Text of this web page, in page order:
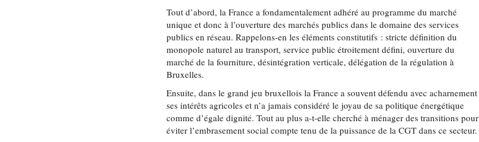
Tout d’abord, la France a fondamentalement adhéré au programme du marché
unique et donc à l’ouverture des marchés publics dans le domaine des services
publics en réseau. Rappelons-en les éléments constitutifs : stricte définition du
monopole naturel au transport, service public étroitement défini, ouverture du
marché de la fourniture, désintégration verticale, délégation de la régulation à
Bruxelles.
Ensuite, dans le grand jeu bruxellois la France a souvent défendu avec acharnement
ses intérêts agricoles et n’a jamais considéré le joyau de sa politique énergétique
comme d’égale dignité. Tout au plus a-t-elle cherché à ménager des transitions pour
éviter l’embrasement social compte tenu de la puissance de la CGT dans ce secteur.